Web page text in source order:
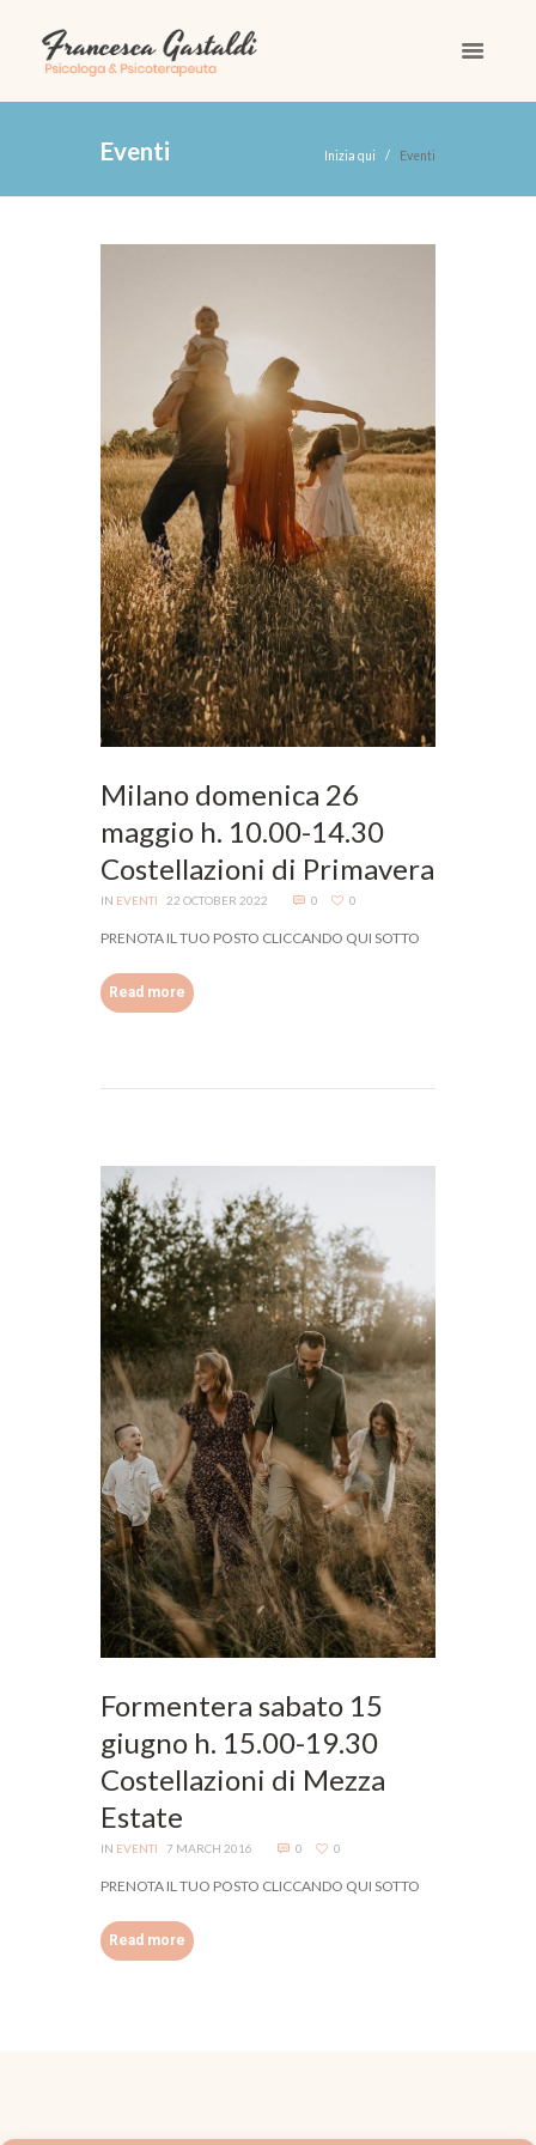
eventi Inizia qui Eventi
Milano domenica 26
maggio h. 10.00-14.30
Costellazioni di Primavera
IN EVENTI 22 OCTOBER 2022 0 0
PRENOTA IL TUO POSTO CLICCANDO QUI SOTTO
Read more
Formentera sabato 15
giugno h. 15.00-19.30
Costellazioni di Mezza
Estate
IN EVENTI 7 MARCH 2016 0 0
PRENOTA IL TUO POSTO CLICCANDO QUI SOTTO
Read more